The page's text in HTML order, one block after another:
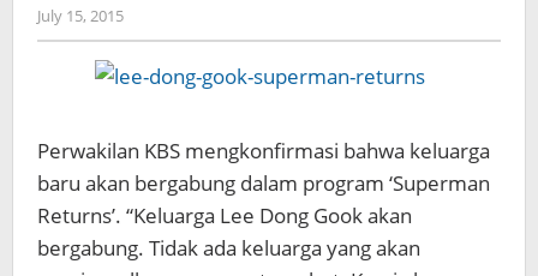
July 15, 2015by
Koreanindo
Perwakilan KBS mengkonfirmasi bahwa keluarga
baru akan bergabung dalam program ‘Superman
Returns’. “Keluarga Lee Dong Gook akan
bergabung. Tidak ada keluarga yang akan